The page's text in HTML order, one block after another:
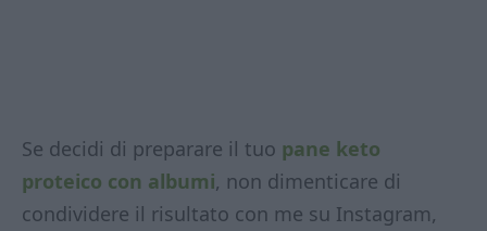
Se decidi di preparare il tuo pane keto
proteico con albumi, non dimenticare di
condividere il risultato con me su Instagram,